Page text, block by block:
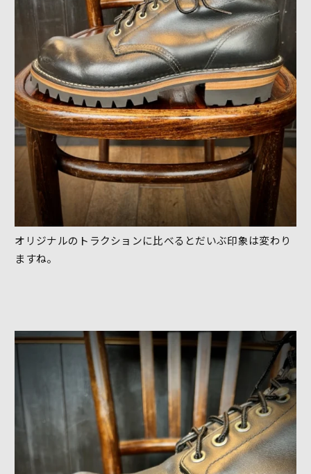
オリジナルのトラクションに比べるとだいぶ印象は変わり
ますね。